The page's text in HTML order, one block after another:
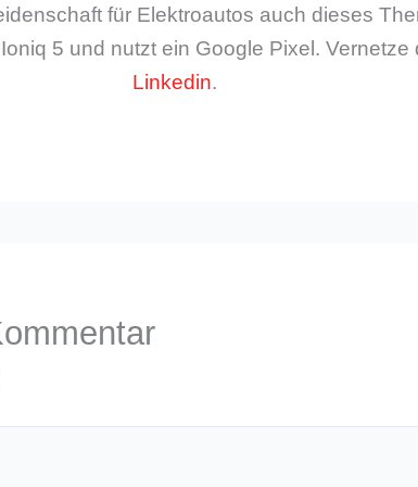
für Elektroautos auch dieses
5 und nutzt ein Google Pixel. Vernetze
Linkedin.